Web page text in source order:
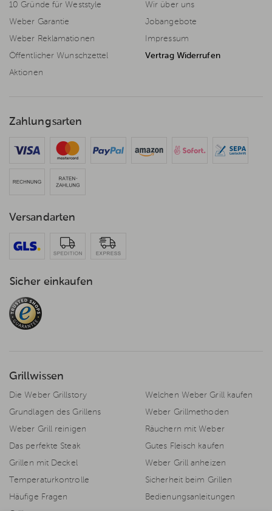
10 Gründe für Weststyle
Weber Garantie
Weber Reklamationen
Öffentlicher Wunschzettel
Aktionen
Wir über uns
Jobangebote
Impressum
Vertrag Widerrufen
Zahlungsarten
Versandarten
Sicher einkaufen
Grillwissen
Die Weber Grillstory
Welchen Weber Grill kaufen
Grundlagen des Grillens
Weber Grillmethoden
Weber Grill reinigen
Räuchern mit Weber
Das perfekte Steak
Gutes Fleisch kaufen
Grillen mit Deckel
Weber Grill anheizen
Temperaturkontrolle
Sicherheit beim Grillen
Häufige Fragen
Bedienungsanleitungen